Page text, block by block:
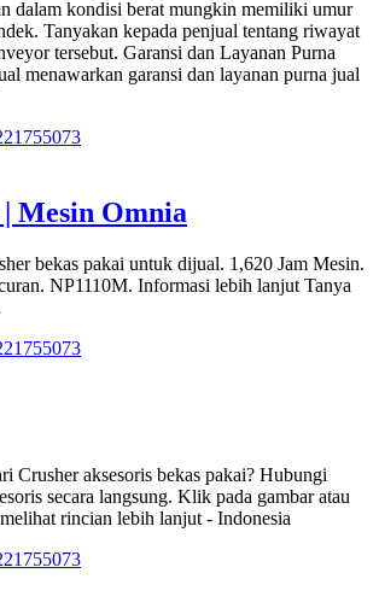
dalam kondisi berat mungkin memiliki umur
Tanyakan kepada penjual tentang riwayat
tersebut. Garansi dan Layanan Purna
menawarkan garansi dan layanan purna jual
Mesin Omnia
bekas pakai untuk dijual. 1,620 Jam Mesin.
NP1110M. Informasi lebih lanjut Tanya
Crusher aksesoris bekas pakai? Hubungi
secara langsung. Klik pada gambar atau
rincian lebih lanjut - Indonesia